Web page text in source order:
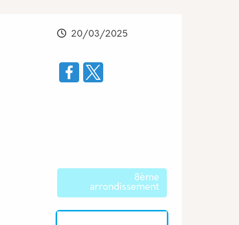
Modifié
20/03/2025
Les thématiques associées
8ème
arrondissement